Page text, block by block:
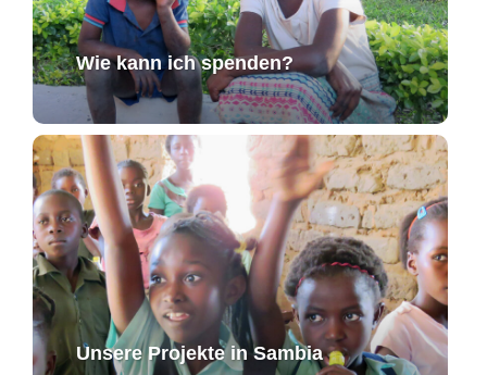
Wie kann ich spenden?
Unsere Projekte in Sambia